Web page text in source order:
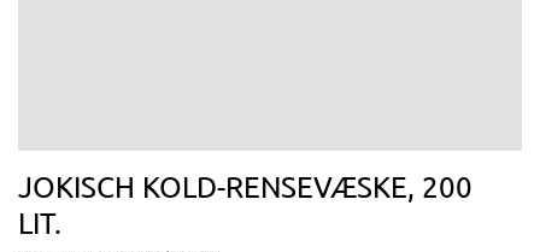
JOKISCH KOLD-RENSEVÆSKE, 200
LIT.